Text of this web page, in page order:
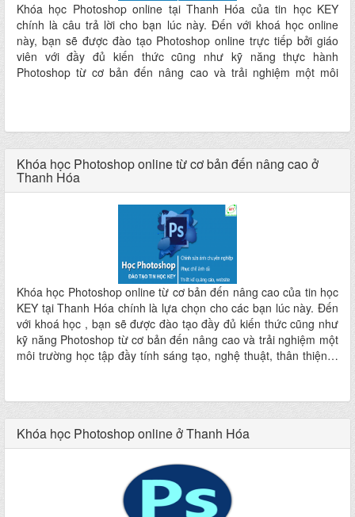
Khóa học Photoshop online tại Thanh Hóa của tin học KEY
chính là câu trả lời cho bạn lúc này. Đến với khoá học online
này, bạn sẽ được đào tạo Photoshop online trực tiếp bởi giáo
viên với đầy đủ kiến thức cũng như kỹ năng thực hành
Photoshop từ cơ bản đến nâng cao và trải nghiệm một môi
Khóa học Photoshop online từ cơ bản đến nâng cao ở
Thanh Hóa
Khóa học Photoshop online từ cơ bản đến nâng cao của tin học
KEY tại Thanh Hóa chính là lựa chọn cho các bạn lúc này. Đến
với khoá học , bạn sẽ được đào tạo đầy đủ kiến thức cũng như
kỹ năng Photoshop từ cơ bản đến nâng cao và trải nghiệm một
môi trường học tập đầy tính sáng tạo, nghệ thuật, thân thiện…
Khóa học Photoshop online ở Thanh Hóa